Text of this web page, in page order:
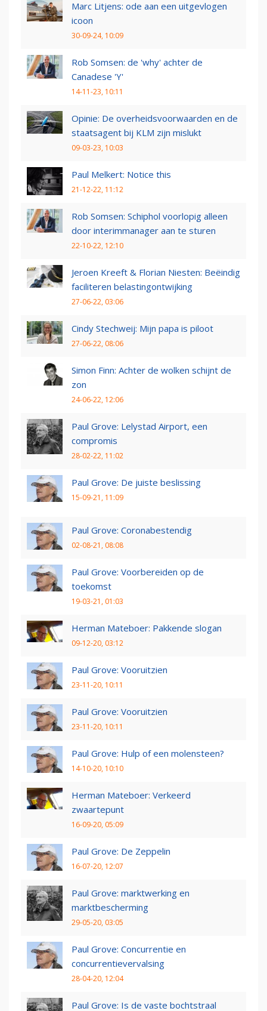
Marc Litjens: ode aan een uitgevlogen
icoon
30-09-24, 10:09
Rob Somsen: de 'why' achter de
Canadese 'Y'
14-11-23, 10:11
Opinie: De overheidsvoorwaarden en de
staatsagent bij KLM zijn mislukt
09-03-23, 10:03
Paul Melkert: Notice this
21-12-22, 11:12
Rob Somsen: Schiphol voorlopig alleen
door interimmanager aan te sturen
22-10-22, 12:10
Jeroen Kreeft & Florian Niesten: Beëindig
faciliteren belastingontwijking
27-06-22, 03:06
Cindy Stechweij: Mijn papa is piloot
27-06-22, 08:06
Simon Finn: Achter de wolken schijnt de
zon
24-06-22, 12:06
Paul Grove: Lelystad Airport, een
compromis
28-02-22, 11:02
Paul Grove: De juiste beslissing
15-09-21, 11:09
Paul Grove: Coronabestendig
02-08-21, 08:08
Paul Grove: Voorbereiden op de
toekomst
19-03-21, 01:03
Herman Mateboer: Pakkende slogan
09-12-20, 03:12
Paul Grove: Vooruitzien
23-11-20, 10:11
Paul Grove: Vooruitzien
23-11-20, 10:11
Paul Grove: Hulp of een molensteen?
14-10-20, 10:10
Herman Mateboer: Verkeerd
zwaartepunt
16-09-20, 05:09
Paul Grove: De Zeppelin
16-07-20, 12:07
Paul Grove: marktwerking en
marktbescherming
29-05-20, 03:05
Paul Grove: Concurrentie en
concurrentievervalsing
28-04-20, 12:04
Paul Grove: Is de vaste bochtstraal